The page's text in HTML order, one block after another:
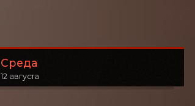
Среда
12 августа